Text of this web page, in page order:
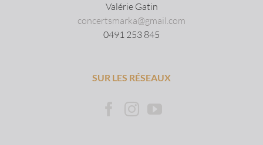
Valérie Gatin
concertsmarka@gmail.com
0491 253 845
SUR LES RÉSEAUX